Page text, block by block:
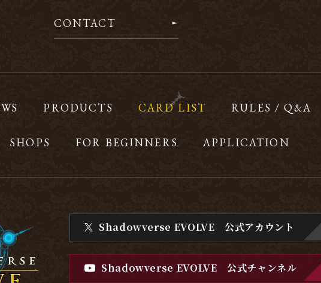
CONTACT
PRODUCTS CARD LIST RULES / Q&A
SHOPS FOR BEGINNERS APPLICATION
Shadowverse EVOLVE 公式アカウント
Shadowverse EVOLVE公式チャンネル